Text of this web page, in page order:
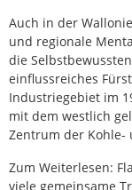
Auch in der
und regionale
die
einflussreiches
Industriegebiet im
mit dem westlich
Zentrum der Kohle-
Zum Weiterlesen:
viele gemeinsame